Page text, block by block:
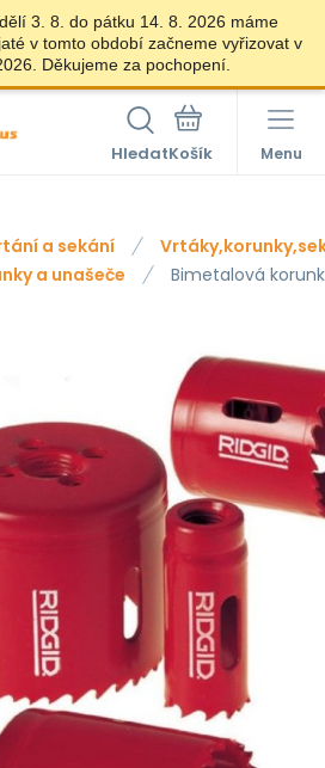
3. 8. do pátku 14. 8. 2026 máme
v tomto období začneme vyřizovat v
Děkujeme za pochopení.
Hledat Menu
a sekání
a unašeče
Bimetalová